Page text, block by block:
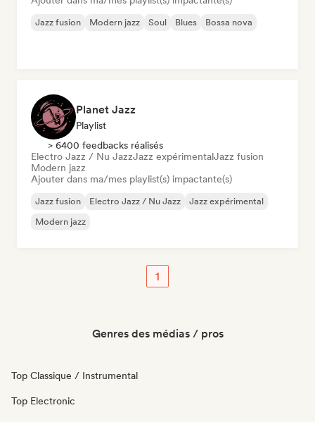
Jazz fusion Modern jazz Soul Blues Bossa nova
Planet Jazz
Playlist
> 6400 feedbacks réalisés
Electro Jazz / Nu JazzJazz expérimentalJazz fusion
Modern jazz
Ajouter dans ma/mes playlist(s) impactante(s)
Jazz fusion Electro Jazz / Nu Jazz
Jazz expérimental
Modern jazz
1
Genres des médias / pros
Top Classique / Instrumental
Top Electronic